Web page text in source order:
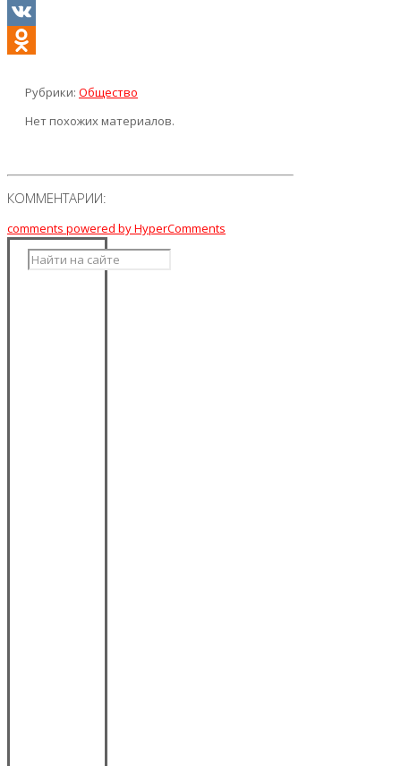
Mail.Ru
VK
Рубрики: Общество
Нет похожих материалов.
КОММЕНТАРИИ:
comments powered by HyperComments